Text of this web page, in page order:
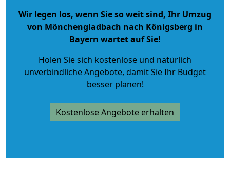
Wir legen los, wenn Sie so weit sind, Ihr Umzug
von Mönchengladbach nach Königsberg in
Bayern wartet auf Sie!
Holen Sie sich kostenlose und natürlich
unverbindliche Angebote, damit Sie Ihr Budget
besser planen!
Kostenlose Angebote erhalten